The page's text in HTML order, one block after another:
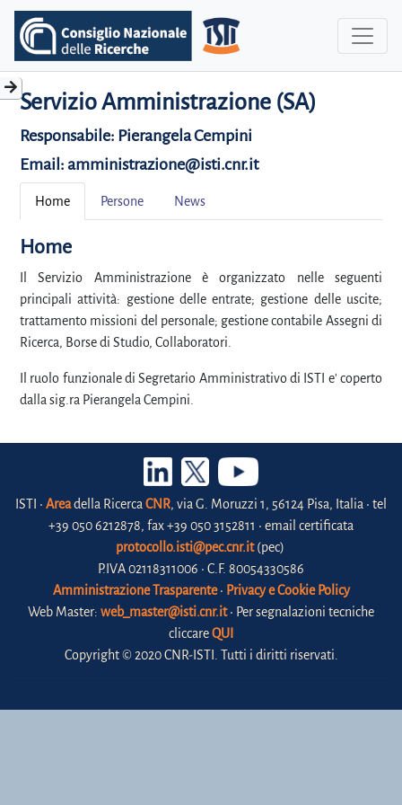
Servizio Amministrazione (SA)
Responsabile: Pierangela Cempini
Email: amministrazione@isti.cnr.it
Home Persone News
Home
Il Servizio Amministrazione è organizzato nelle seguenti
principali attività: gestione delle entrate; gestione delle uscite;
trattamento missioni del personale; gestione contabile Assegni di
Ricerca, Borse di Studio, Collaboratori.
Il ruolo funzionale di Segretario Amministrativo di ISTI e' coperto
dalla sig.ra Pierangela Cempini.
ISTI • Areadella Ricerca CNR, via G. Moruzzi 1, 56124 Pisa, Italia • tel
+39 050 6212878, fax +39 050 3152811 • email certificata
protocollo.isti@pec.cnr.it(pec)
P.IVA 02118311006 • C.F. 80054330586
Amministrazione Trasparente• Privacy e Cookie Policy
Web Master: web_master@isti.cnr.it• Per segnalazioni tecniche
cliccareQUI
Copyright © 2020 CNR-ISTI. Tutti i diritti riservati.